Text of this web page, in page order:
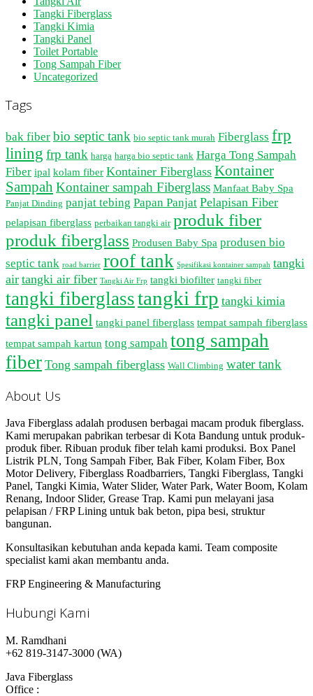
Tangki Fiberglass
Tangki Kimia
Tangki Panel
Toilet Portable
Tong Sampah Fiber
Uncategorized
Tags
bak fiber bio septic tank bio septic tank murah Fiberglass frp
lining frp tank harga harga bio septic tank Harga Tong Sampah
Fiber ipal kolam fiber Kontainer Fiberglass Kontainer
Sampah Kontainer sampah Fiberglass Manfaat Baby Spa
Panjat Dinding panjat tebing Papan Panjat Pelapisan Fiber
pelapisan fiberglass perbaikan tangki air produk fiber
produk fiberglass Produsen Baby Spa produsen bio
septic tank road barrier roof tank Spesifikasi kontainer sampah tangki
air tangki air fiber Tangki Air Frp tangki biofilter tangki fiber
tangki fiberglasstangki frp tangki kimia
tangki panel tangki panel fiberglass tempat sampah fiberglass
tempat sampah kartun tong sampah tong sampah
fiber Tong sampah fiberglass Wall Climbing water tank
About Us
Java Fiberglass adalah produsen berbagai macam produk fiberglass.
Kami merupakan pabrikan terbesar di Kota Bandung untuk produk-
produk fiber. Ribuan produk fiber telah kami produksi. Box Panel
Listrik PLN, Tong Sampah Fiber, Bak Fiber, Kolam Fiber, Box
Motor Delivery, Fiberglass Roadbarriers, Tangki Fiberglass, Tangki
Panel, Tangki Kimia, Water Slider, Water Park, Water Boom, Kolam
Renang, Indoor Slider, Grease Trap. Kami pun melayani jasa
pelapisan / FRP Lining untuk bak beton, pipa besi, struktur
bangunan.
Konsultasikan kebutuhan anda kepada kami. Team composite
specialist kami akan membantu anda.
FRP Engineering & Manufacturing
Hubungi Kami
M. Ramdhani
+62 819-3147-3000 (WA)
Java Fiberglass
Office :